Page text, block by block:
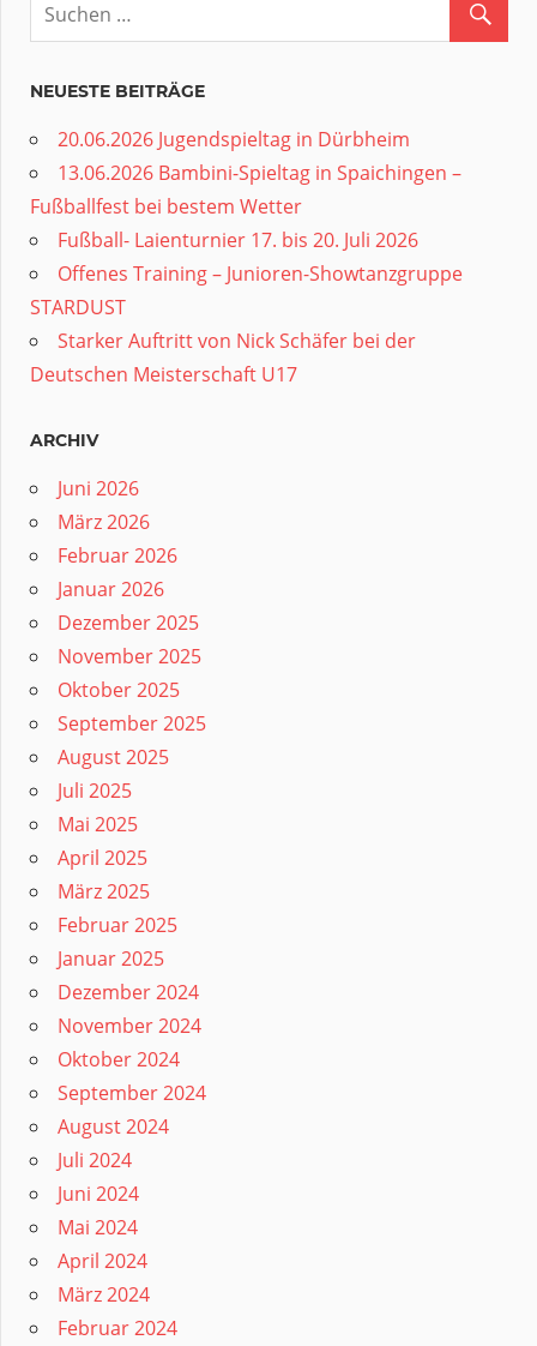
NEUESTE BEITRÄGE
20.06.2026 Jugendspieltag in Dürbheim
13.06.2026 Bambini-Spieltag in Spaichingen –
Fußballfest bei bestem Wetter
Fußball- Laienturnier 17. bis 20. Juli 2026
Offenes Training – Junioren-Showtanzgruppe
STARDUST
Starker Auftritt von Nick Schäfer bei der
Deutschen Meisterschaft U17
ARCHIV
Juni 2026
März 2026
Februar 2026
Januar 2026
Dezember 2025
November 2025
Oktober 2025
September 2025
August 2025
Juli 2025
Mai 2025
April 2025
März 2025
Februar 2025
Januar 2025
Dezember 2024
November 2024
Oktober 2024
September 2024
August 2024
Juli 2024
Juni 2024
Mai 2024
April 2024
März 2024
Februar 2024